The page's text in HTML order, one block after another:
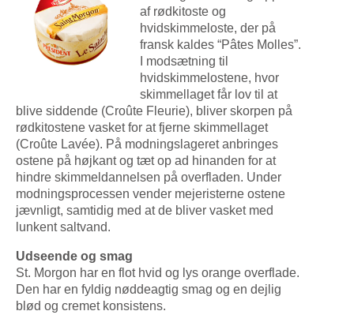
af rødkitoste og
hvidskimmeloste, der på
fransk kaldes “Pâtes Molles”.
I modsætning til
hvidskimmelostene, hvor
skimmellaget får lov til at
blive siddende (Croûte Fleurie), bliver skorpen på
rødkitostene vasket for at fjerne skimmellaget
(Croûte Lavée). På modningslageret anbringes
ostene på højkant og tæt op ad hinanden for at
hindre skimmeldannelsen på overfladen. Under
modningsprocessen vender mejeristerne ostene
jævnligt, samtidig med at de bliver vasket med
lunkent saltvand.
Udseende og smag
St. Morgon har en flot hvid og lys orange overflade.
Den har en fyldig nøddeagtig smag og en dejlig
blød og cremet konsistens.